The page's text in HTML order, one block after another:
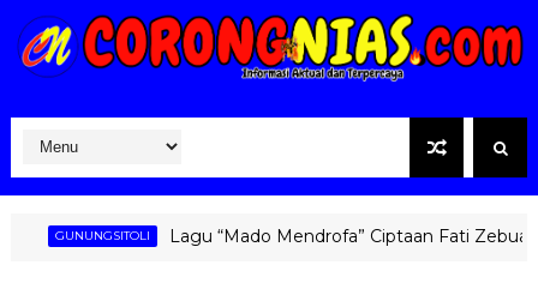
GUNUNGSITOLI Lagu “Mado Mendrofa” Ciptaan Fati Zebua